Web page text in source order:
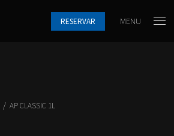
RESERVAR MENU
/ AP CLASSIC 1L